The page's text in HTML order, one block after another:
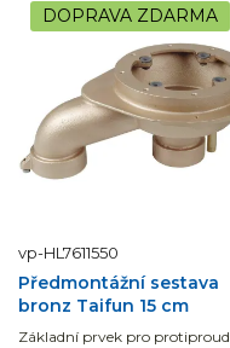
DOPRAVA ZDARMA
vp-HL7611550
Předmontážní sestava
bronz Taifun 15 cm
Základní prvek pro protiproud